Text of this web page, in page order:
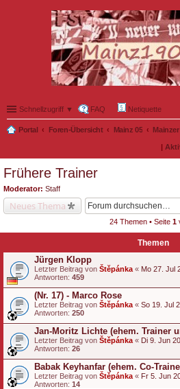
Schnellzugriff ▼ FAQ Netiquette
Portal Foren-Übersicht Mainz 05 Mainzer
|
Frühere Trainer
Moderator: Staff
Neues Thema
24 Themen • Seite 1
Themen
Jürgen Klopp
Letzter Beitrag von Štěpánka « Mo 27. Jul
Antworten: 459
(Nr. 17) - Marco Rose
Letzter Beitrag von Štěpánka « So 19. Jul
Antworten: 250
Jan-Moritz Lichte (ehem. Trainer
Letzter Beitrag von Štěpánka « Di 9. Jun
Antworten: 26
Babak Keyhanfar (ehem. Co-
Letzter Beitrag von Štěpánka « Fr 5. Jun
Antworten: 14